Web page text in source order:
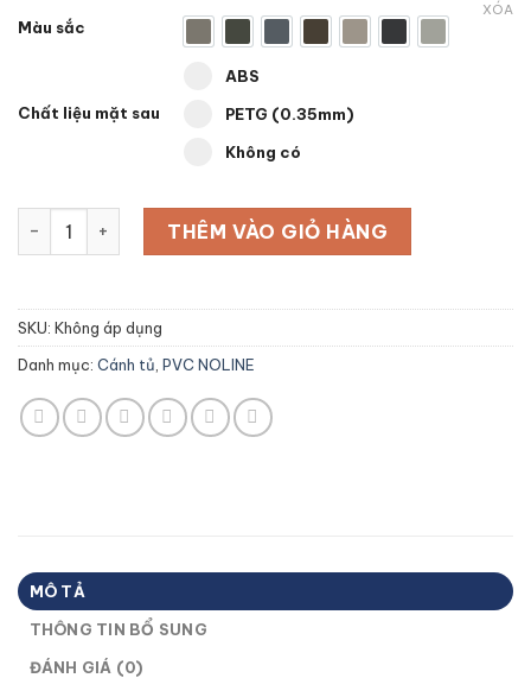
Màu sắc
K-PE23K-PE24K-PE25K-PE26K-PE27K-PE28K-PE29
Chất liệu mặt sau
Select pa_mat-sau
ABS
ABS option for pa_mat-sau
PETG (0.35mm)
PETG (0.35mm) option for pa_mat-
Không có
Không có option for pa_mat-sau
XÓA
Cánh tủ cốt PVC + Bề mặt PETG (0.35mm) NOLINE số
THÊM VÀO GIỎ HÀNG
SKU: Không áp dụng
Danh mục: Cánh tủ PVC NOLINE
MÔ TẢ
THÔNG TIN BỔ SUNG
ĐÁNH GIÁ (0)